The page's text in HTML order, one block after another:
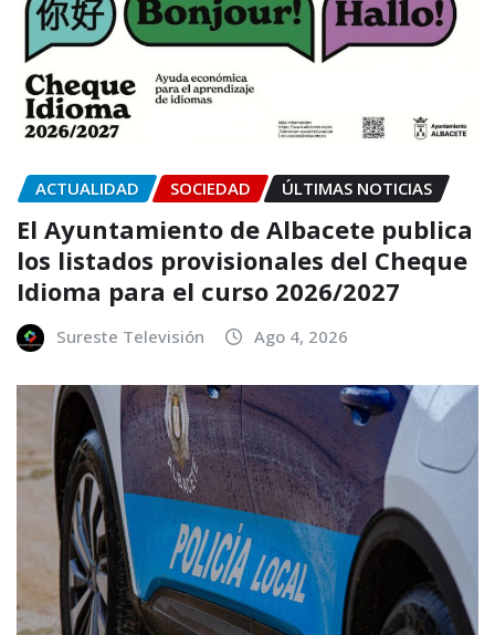
ACTUALIDAD SOCIEDAD ÚLTIMAS NOTICIAS
El Ayuntamiento de Albacete publica
los listados provisionales del Cheque
Idioma para el curso 2026/2027
Sureste Televisión Ago 4, 2026